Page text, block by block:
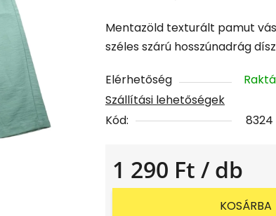
Mentazöld texturált pamut
széles szárú hosszúnadrág
Elérhetőség
Szállítási lehetőségek
Kód:
8324
1 290 Ft / db
Egységár:
KOSÁRBA